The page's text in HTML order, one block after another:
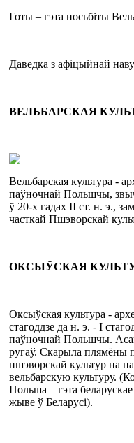
Готы – гэта носьбіты
Даведка з афіцыйнай
ВЕЛЬБАРСКАЯ
Вельбарская культура -
паўночнай Польшчы,
ў 20-х гадах II ст. н. э.,
часткай Пшэворскай
ОКСЫЎСКАЯ
Оксыўская культура -
стагоддзе да н. э. - I
паўночнай Польшчы.
ругаў. Скарыла плямёны
пшэворскай культур на
вельбарскую культуру.
Польша – гэта
жыве ў Беларусі).